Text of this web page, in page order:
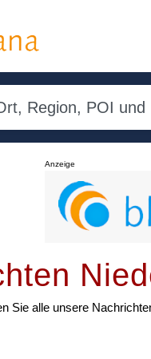
Anzeige
Sie alle unsere